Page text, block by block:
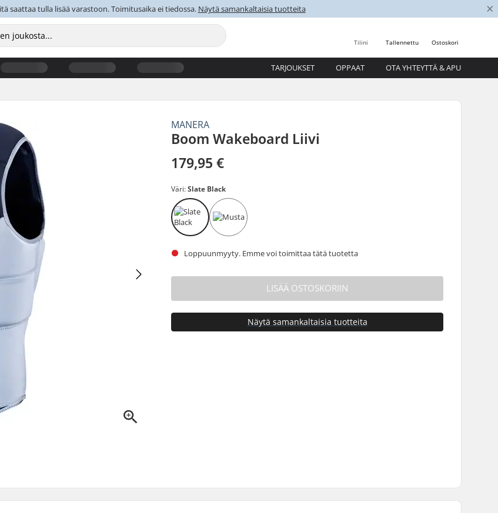
saattaa tulla lisää varastoon. Toimitusaika ei tiedossa. Näytä samankaltaisia tuotteita ×
Ostoskori
Tallennettu
Tilini
TARJOUKSET OPPAAT OTA YHTEYTTÄ & APU
MANERA
Boom Wakeboard Liivi
179,95 €
Väri:Slate Black
Loppuunmyyty. Emme voi toimittaa tätä tuotetta
LISÄÄ OSTOSKORIIN
Näytä samankaltaisia tuotteita